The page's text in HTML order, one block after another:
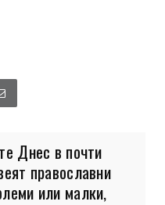
Днес в почти
православни
или малки,